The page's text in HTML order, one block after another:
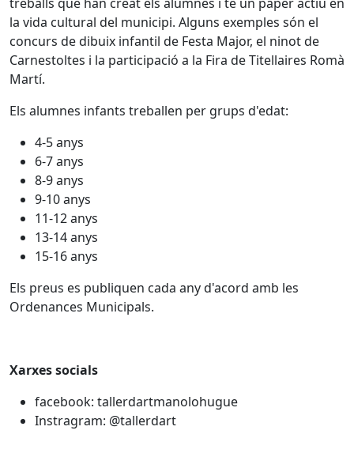
la vida cultural del municipi. Alguns exemples són el
concurs de dibuix infantil de Festa Major, el ninot de
Carnestoltes i la participació a la Fira de Titellaires Romà
Martí.
Els alumnes infants treballen per grups d'edat:
4-5 anys
6-7 anys
8-9 anys
9-10 anys
11-12 anys
13-14 anys
15-16 anys
Els preus es publiquen cada any d'acord amb les
Ordenances Municipals.
Xarxes socials
facebook: tallerdartmanolohugue
Instragram: @tallerdart